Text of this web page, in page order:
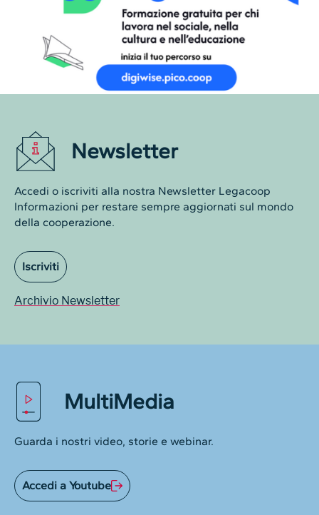
Newsletter
Accedi o iscriviti alla nostra Newsletter Legacoop
Informazioni per restare sempre aggiornati sul mondo
della cooperazione.
Iscriviti
Archivio Newsletter
MultiMedia
Guarda i nostri video, storie e webinar.
Accedi a Youtube